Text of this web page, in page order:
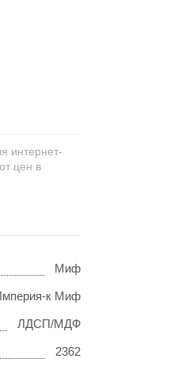
интернет-
цен в
Миф
к Миф
ЛДСП/МДФ
2362